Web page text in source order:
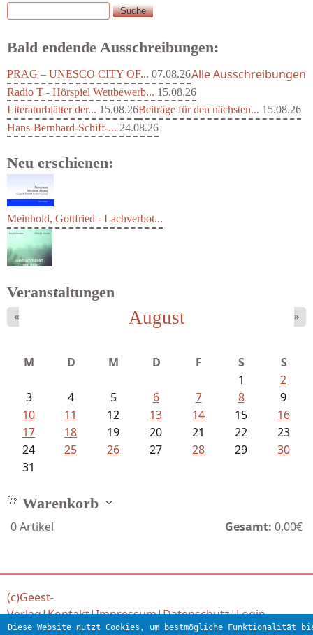
Suchformular
Suche
Bald endende Ausschreibungen:
PRAG – UNESCO CITY OF... 07.08.26
Radio T - Hörspiel Wettbewerb... 15.08.26
Literaturblätter der... 15.08.26Beiträge für den nächsten... 15.08.26
Hans-Bernhard-Schiff-... 24.08.26
Alle Ausschreibungen
Neu erschienen:
Sigune Schnabel und Philipp...
Meinhold, Gottfried - Lachverbot...
Veranstaltungen
August
« »
M D M D F S
S
1
2
3
4 5 6 7 8
9
10
11 12 13 14 15
16
17
18 19 20 21 22
23
24
25 26 27 28 29
30
31
Warenkorb
0Artikel Gesamt: 0,00€
(c)Geest-
Verlag|Kontakt|Impressum|Datenschutz|Login
Diese Website nutzt Cookies, um bestmögliche Funktionalität